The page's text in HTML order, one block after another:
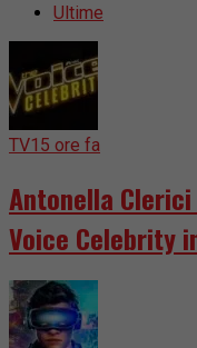
Ultime
TV15 ore fa
Antonella
Voice Celebrity